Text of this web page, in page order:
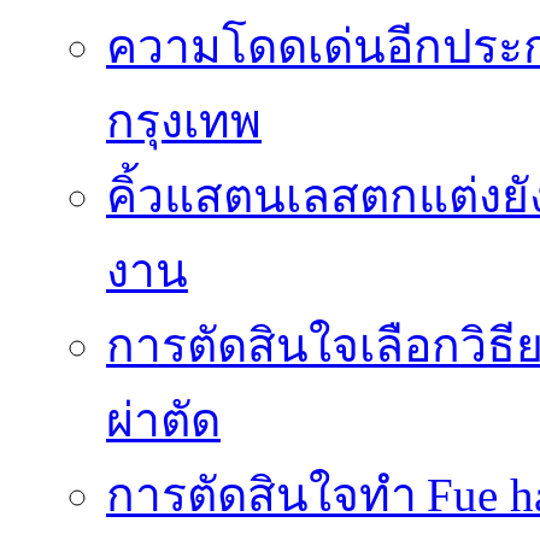
ความโดดเด่นอีกปร
กรุงเทพ
คิ้วแสตนเลสตกแต่ง
งาน
การตัดสินใจเลือกวิ
ผ่าตัด
การตัดสินใจทำ Fue